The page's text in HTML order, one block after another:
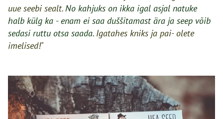
uue seebi sealt.No kahjuks on ikka igal asjal natuke
halb külg ka - enam ei saa duššitamast ära ja seep võib
sedasi ruttu otsa saada. Igatahes kniks ja pai- olete
imelised!"